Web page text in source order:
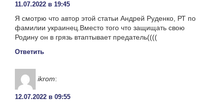
11.07.2022 в 19:45
Я смотрю что автор этой статьи Андрей Руденко, РТ по
фамилии украинец.Вместо того что защищать свою
Родину он в грязь втаптывает предатель((((
Ответить
ikrom:
12.07.2022 в 09:55